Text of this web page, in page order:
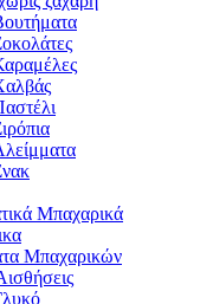
Μπαχαρικά
Μπαχαρικών